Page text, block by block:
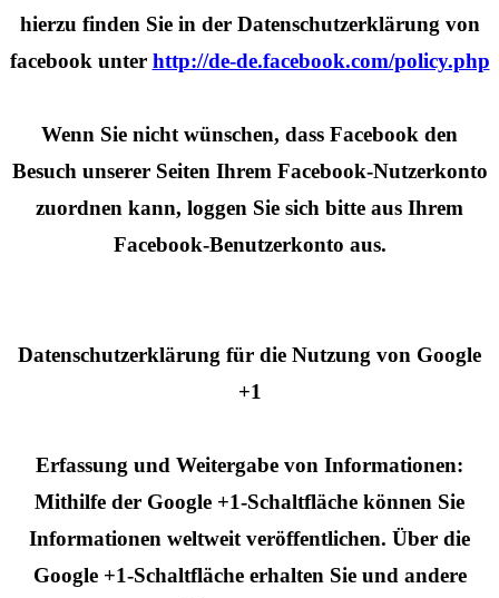
hierzu finden Sie in der Datenschutzerklärung von
facebook unter http://de-de.facebook.com/policy.php
Wenn Sie nicht wünschen, dass Facebook den
Besuch unserer Seiten Ihrem Facebook-Nutzerkonto
zuordnen kann, loggen Sie sich bitte aus Ihrem
Facebook-Benutzerkonto aus.
Datenschutzerklärung für die Nutzung von Google
+1
Erfassung und Weitergabe von Informationen:
Mithilfe der Google +1-Schaltfläche können Sie
Informationen weltweit veröffentlichen. Über die
Google +1-Schaltfläche erhalten Sie und andere